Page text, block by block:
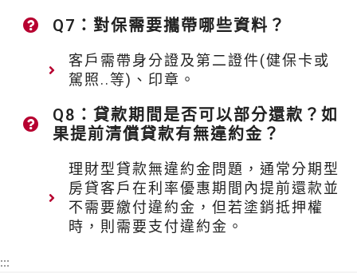
Q7：對保需要攜帶哪些資料？
客戶需帶身分證及第二證件(健保卡或
駕照..等)、印章。
Q8：貸款期間是否可以部分還款？如
果提前清償貸款有無違約金？
理財型貸款無違約金問題，通常分期型
房貸客戶在利率優惠期間內提前還款並
不需要繳付違約金，但若塗銷抵押權
時，則需要支付違約金。
:::